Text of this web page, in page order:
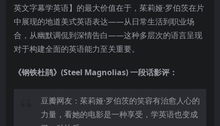
英文字幕学英语】的最大价值在于，茱莉娅·罗伯茨在片
中展现的地道美式英语表达——从日常生活到职业场
合，从幽默调侃到深情告白——这种多层次的语言呈现
对于构建全面的英语能力至关重要。
《钢铁杜鹃》(Steel Magnolias) 一段话影评：
豆瓣网友：茱莉娅·罗伯茨的笑容有治愈人心的
力量，看她的电影是一种享受，学英语也变成